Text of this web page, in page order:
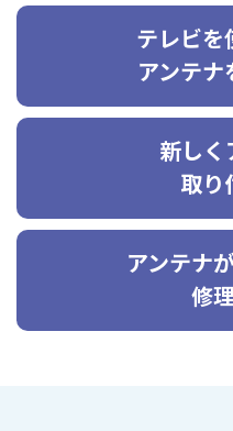
新しく
取り
アンテナ
修
テレビを
アンテナ